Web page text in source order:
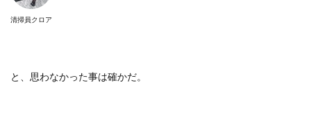
清掃員クロア
と、思わなかった事は確かだ。